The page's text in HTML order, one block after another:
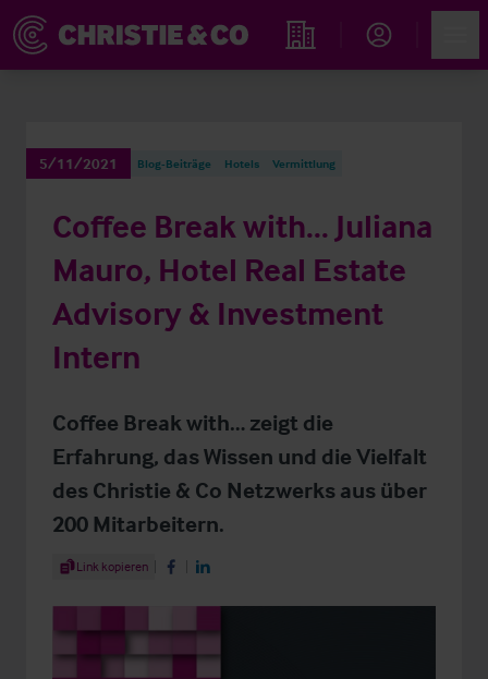
Immobiliensuche
5/11/2021 Blog-Beiträge Hotels Vermittlung
Coffee Break with... Juliana
Mauro, Hotel Real Estate
Advisory & Investment
Intern
Coffee Break with… zeigt die
Erfahrung, das Wissen und die Vielfalt
des Christie & Co Netzwerks aus über
200 Mitarbeitern.
Share Article
Link kopieren Share on Facebook
Share on LinkedIn